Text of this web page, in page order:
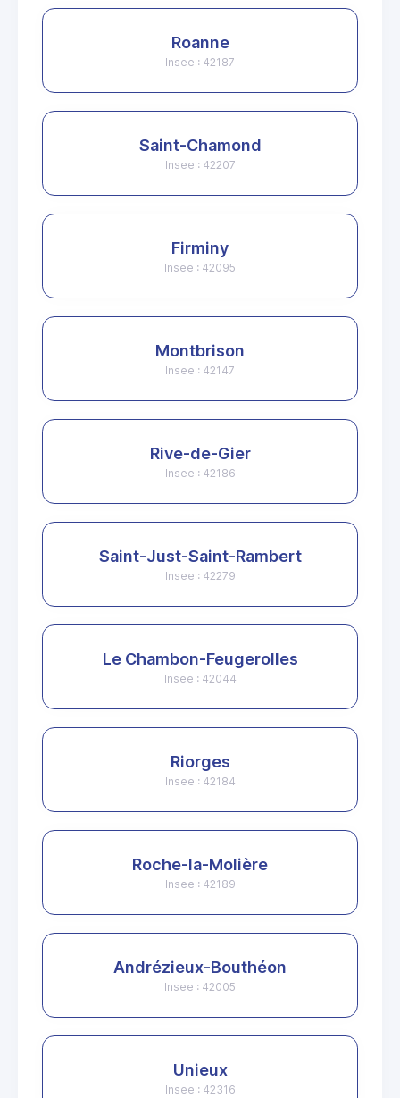
Roanne
Insee : 42187
Saint-Chamond
Insee : 42207
Firminy
Insee : 42095
Montbrison
Insee : 42147
Rive-de-Gier
Insee : 42186
Saint-Just-Saint-Rambert
Insee : 42279
Le Chambon-Feugerolles
Insee : 42044
Riorges
Insee : 42184
Roche-la-Molière
Insee : 42189
Andrézieux-Bouthéon
Insee : 42005
Unieux
Insee : 42316